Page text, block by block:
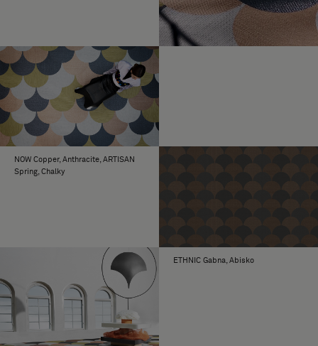
NOW Copper, Anthracite, ARTISAN
Spring, Chalky
ETHNIC Gabna, Abisko